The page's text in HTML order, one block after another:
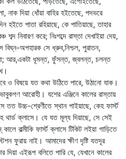
নাক দিয়া ধোঁয়া বাহির হইতেছে, পদভরে
পাতা রহিয়াছে, কে পাতিয়াছে, তাহার
শব্দ নিবারণ করে; নিঃশব্দে রাস্তা দেখাইয়া দেয়,
বিঘ্ন-অপহারক সে ধ্রুব,নিশ্চল, পুরাতন,
আর,একটা ধূমন্ত, ফুঁসন্ত, জ্বলন্ত, চলন্ত
ও বিষয়ে যত কথা উঠিতে পারে, উঠানো যাক।
আরোহী। যশের এঞ্জিনে কালের রাস্তায়
তত উচ্চ-শ্রেণীতে স্থান পাইয়াছে, কেহ ফার্স্ট
ক্লাসে। যে যত মূল্য দিয়াছে, সে সেই
বাল্মীকি ফার্স্ট ক্লাসে টিকিট লইয়া গাড়িতে
ফুরায় নাই। আমাদের ক্ষীণ দৃষ্টি যতদূর
দিয়া এইরূপ বলিতে পারি যে, যেখানে কালের